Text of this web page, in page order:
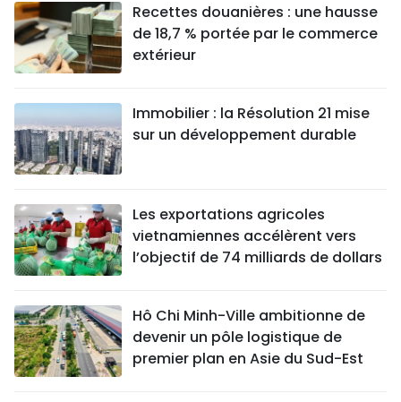
Recettes douanières : une hausse
de 18,7 % portée par le commerce
extérieur
Immobilier : la Résolution 21 mise
sur un développement durable
Les exportations agricoles
vietnamiennes accélèrent vers
l’objectif de 74 milliards de dollars
Hô Chi Minh-Ville ambitionne de
devenir un pôle logistique de
premier plan en Asie du Sud-Est